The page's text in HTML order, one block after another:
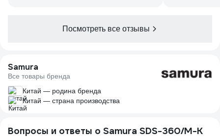
Посмотреть все отзывы
Samura
Все товары бренда
Китай — родина бренда
Китай — страна производства
Вопросы и ответы о Samura SDS-360/M-K